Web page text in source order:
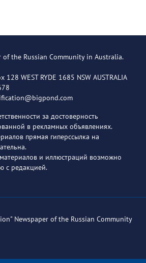
the Russian Community in Australia.
128 WEST RYDE 1685 NSW AUSTRALIA
за достоверность
в рекламных объявлениях.
прямая гиперссылка на
и иллюстраций возможно
с редакцией.
Newspaper of the Russian Community